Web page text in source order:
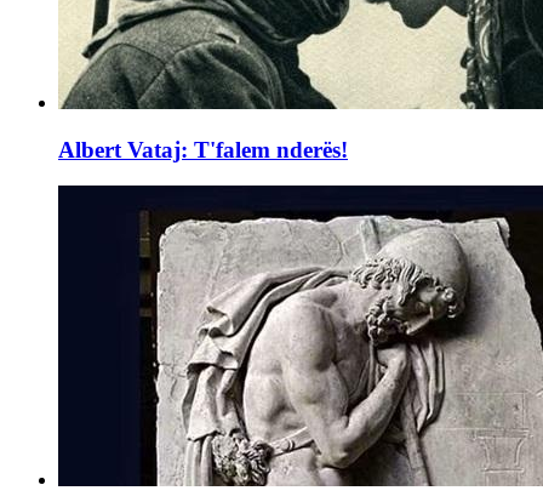
Albert Vataj: T'falem nderës!